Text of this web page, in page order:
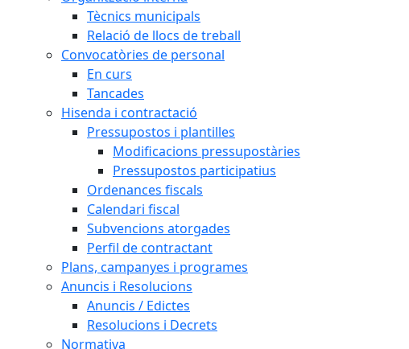
Tècnics municipals
Relació de llocs de treball
Convocatòries de personal
En curs
Tancades
Hisenda i contractació
Pressupostos i plantilles
Modificacions pressupostàries
Pressupostos participatius
Ordenances fiscals
Calendari fiscal
Subvencions atorgades
Perfil de contractant
Plans, campanyes i programes
Anuncis i Resolucions
Anuncis / Edictes
Resolucions i Decrets
Normativa